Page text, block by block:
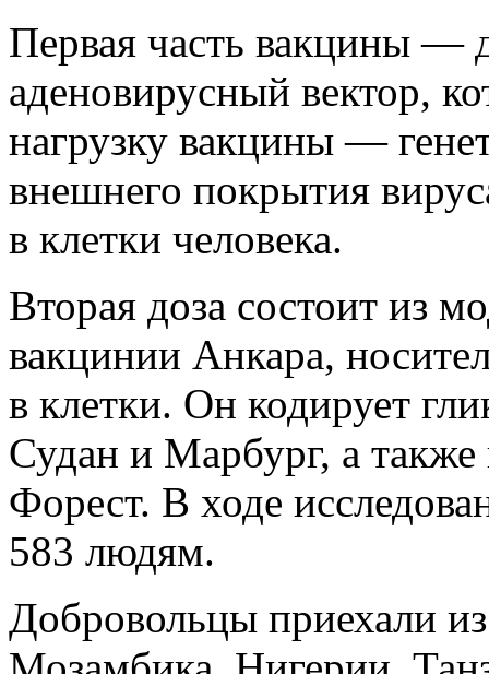
Первая часть вакцины —
аденовирусный вектор,
нагрузку вакцины —
внешнего покрытия
в клетки человека.
Вторая доза состоит из
вакцинии Анкара,
в клетки. Он кодирует
Судан и Марбург, а
Форест. В ходе
583 людям.
Добровольцы приехали